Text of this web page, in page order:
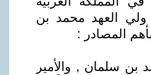
العهد محمد بن
المصادر :
بن سلمان , والأمير